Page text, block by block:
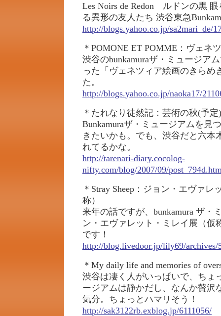
Les Noirs de Redon ルドンの黒
る異形の友人たち 渋谷東急
http://blogs.yahoo.co.jp/sa2mari_de/
＊POMONE ET POMME：ヴェネ
渋谷のbunkamuraザ・ミュージア
った「ヴェネツィア絵画のきらめ
た。
http://blogs.yahoo.co.jp/naoka17/
＊たれなり徒然記：芸術の秋(予
Bunkamuraザ・ミュージアムを見
きたいかも。でも、渋谷だと六本
れてるかな。
http://tarenari-diary.cocolog-
nifty.com/blog/2007/09/
＊Stray Sheep：ジョン・エヴァレ
称）
来年の話ですが、bunkamura ザ・
ン・エヴァレット・ミレイ展（仮
です！
http://blog.livedoor.jp/lily69/archives/
＊My daily life and memories of
渋谷は凄く人がいっぱいで、ちょ
ージアムは静かだし、なんか贅沢
気分。ちょっとハマリそう！
http://sak3122rb.exblog.jp/6111056/